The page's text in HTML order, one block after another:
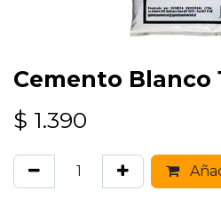
Cemento Blanco
$ 1.390